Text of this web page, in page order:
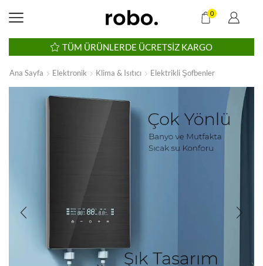
0
TÜM ÜRÜNLERDE ÜCRETSIZ KARGO
Ana Sayfa Elektronik Klima & Isıtıcı Elektrikli Şofbenler